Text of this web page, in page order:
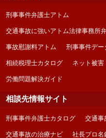
刑事事件弁護士アトム
交通事故に強いアトム法律事務所
事故慰謝料アトム 刑事事件デー
相続税理士カタログ ネット被
労働問題解決ガイド
相談先情報サイト
刑事事件弁護士カタログ 交通事
交通事故の治療ナビ 社長プロ名